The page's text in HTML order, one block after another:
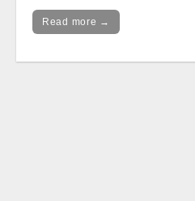
Read more →